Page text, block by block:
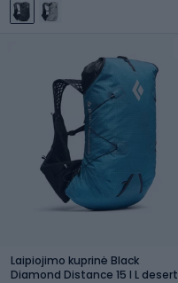
Laipiojimo kuprinė Black
Diamond Distance 15 l L desert